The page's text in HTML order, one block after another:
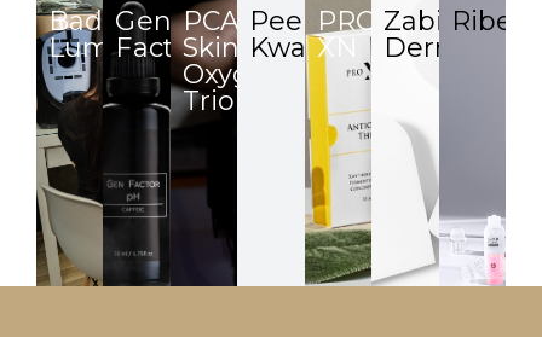
Badanie
Lumiscan
Gen
Factor
PCA
Skin
Oxygenating
Trio
Peelingi
Kwasowe
PRO
XN
Zabiegi